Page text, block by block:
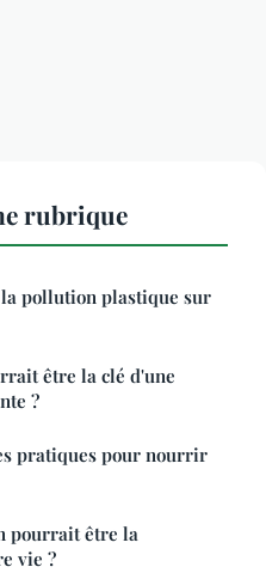
rubrique
pollution plastique sur
être la clé d'une
?
pratiques pour nourrir
pourrait être la
vie ?